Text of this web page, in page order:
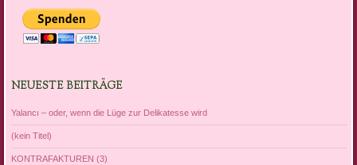
NEUESTE BEITRÄGE
Yalancı – oder, wenn die Lüge zur Delikatesse wird
(kein Titel)
KONTRAFAKTUREN (3)